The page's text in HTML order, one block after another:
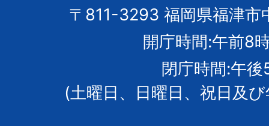
市
章
〒811-3293 福岡県福津市
開庁時間:午前8
閉庁時間:午後
(土曜日、日曜日、祝日及